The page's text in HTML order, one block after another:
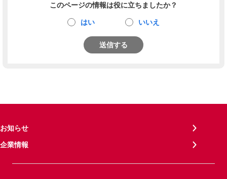
このページの情報は役に立ちましたか？
はい いいえ
送信する
お知らせ
企業情報